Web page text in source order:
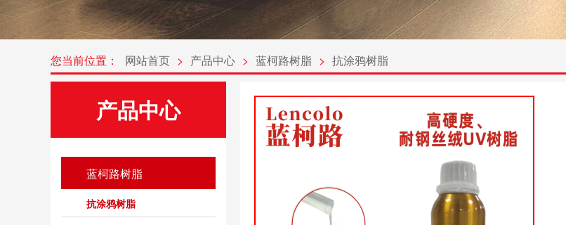
您当前位置： 网站首页 > 产品中心 > 蓝柯路树脂 > 抗涂鸦树脂
产品中心
蓝柯路树脂
抗涂鸦树脂